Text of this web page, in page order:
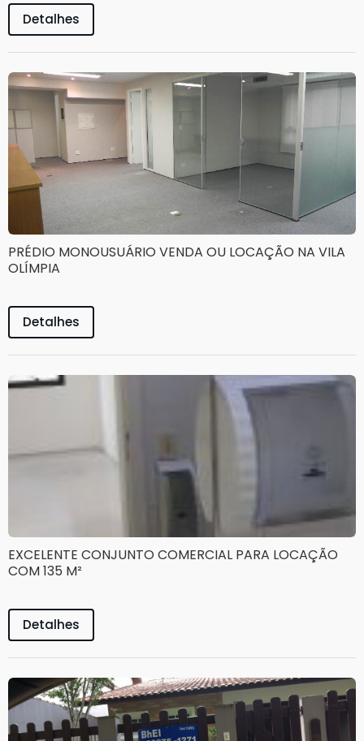
Detalhes
PRÉDIO MONOUSUÁRIO VENDA OU LOCAÇÃO NA VILA
OLÍMPIA
Detalhes
EXCELENTE CONJUNTO COMERCIAL PARA LOCAÇÃO
COM 135 M²
Detalhes